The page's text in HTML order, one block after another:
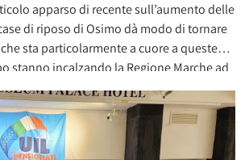
apparso di recente sull’aumento delle
di riposo di Osimo dà modo di tornare
sta particolarmente a cuore a queste
stanno incalzando la Regione Marche ad
sulla organizzazione e gestione delle
nella nostra